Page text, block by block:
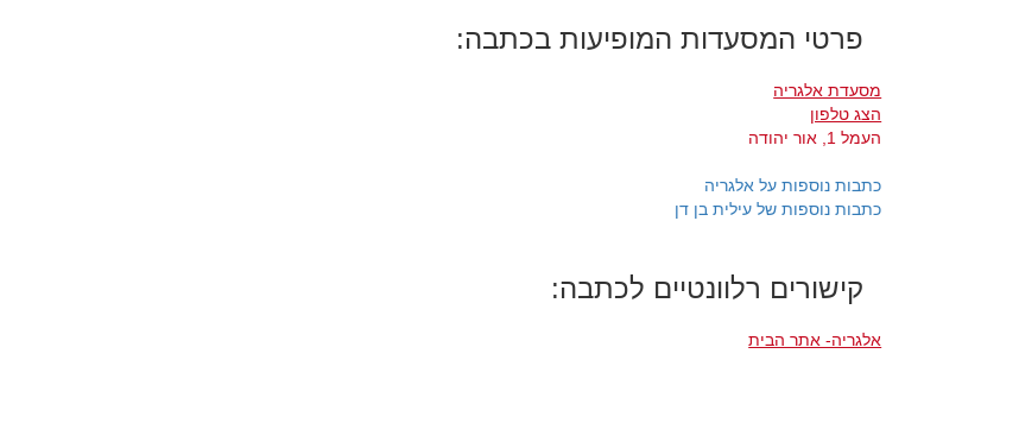
פרטי המסעדות המופיעות בכתבה:
מסעדת אלגריה
הצג טלפון
העמל 1, אור יהודה
כתבות נוספות על אלגריה
כתבות נוספות של עילית בן דן
קישורים רלוונטיים לכתבה:
אלגריה- אתר הבית